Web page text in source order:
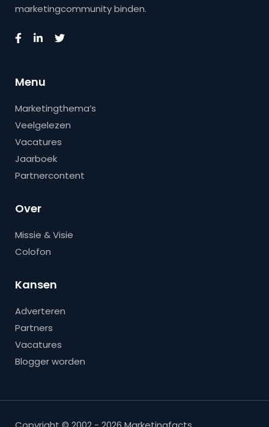
marketingcommunity binden.
Menu
Marketingthema’s
Veelgelezen
Vacatures
Jaarboek
Partnercontent
Over
Missie & Visie
Colofon
Kansen
Adverteren
Partners
Vacatures
Blogger worden